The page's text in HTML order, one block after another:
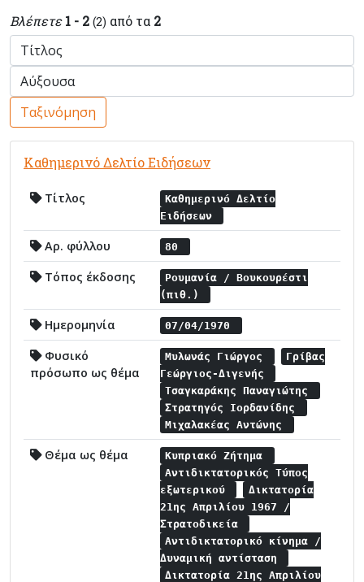
Βλέπετε 1 - 2 (2) από τα 2
Ταξινόμηση
Καθημερινό Δελτίο Ειδήσεων
Τίτλος
Καθημερινό Δελτίο
Ειδήσεων
Αρ. φύλλου 80
Τόπος έκδοσης
Ρουμανία / Βουκουρέστι
(πιθ.)
Ημερομηνία 07/04/1970
Φυσικό
πρόσωπο ως θέμα
Μυλωνάς Γιώργος
Γρίβας
Γεώργιος-Διγενής
Τσαγκαράκης Παναγιώτης
Στρατηγός Ιορδανίδης
Μιχαλακέας Αντώνης
Θέμα ως θέμα
Κυπριακό Ζήτημα
Αντιδικτατορικός Τύπος
εξωτερικού
Δικτατορία
21ης Απριλίου 1967 /
Στρατοδικεία
Αντιδικτατορικό κίνημα /
Δυναμική αντίσταση
Δικτατορία 21ης Απριλίου